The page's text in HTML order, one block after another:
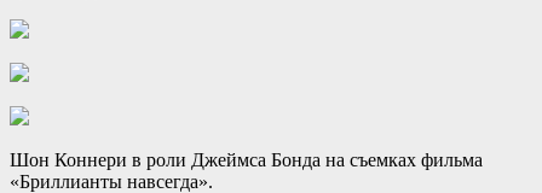
Шон Коннери в роли Джеймса Бонда на съемках фильма
«Бриллианты навсегда».